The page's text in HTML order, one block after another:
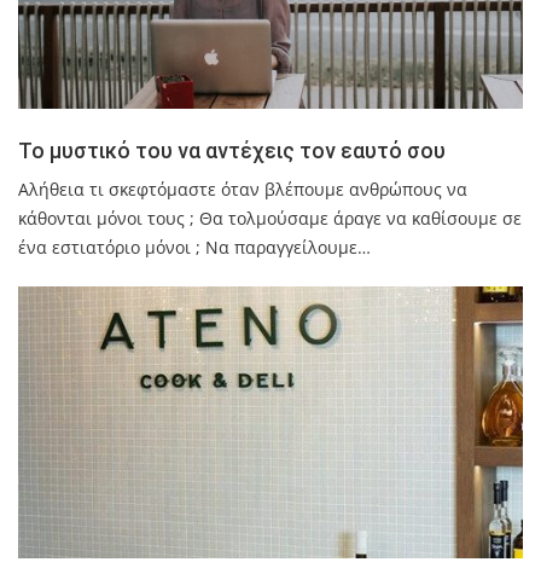
Το μυστικό του να αντέχεις τον εαυτό σου
Αλήθεια τι σκεφτόμαστε όταν βλέπουμε ανθρώπους να
κάθονται μόνοι τους ; Θα τολμούσαμε άραγε να καθίσουμε σε
ένα εστιατόριο μόνοι ; Να παραγγείλουμε…